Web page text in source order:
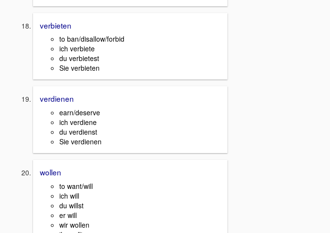
verbieten
to ban/disallow/forbid
ich verbiete
du verbietest
Sie verbieten
verdienen
earn/deserve
ich verdiene
du verdienst
Sie verdienen
wollen
to want/will
ich will
du willst
er will
wir wollen